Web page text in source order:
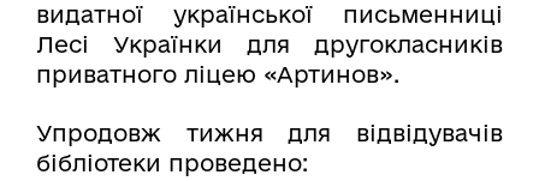
видатної української письменниці
Лесі Українки для другокласників
приватного ліцею «Артинов».
Упродовж тижня для відвідувачів
бібліотеки проведено: